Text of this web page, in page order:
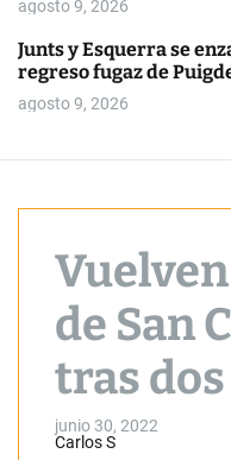
agosto 9, 2026
Junts y Esquerra se
regreso fugaz de
agosto 9, 2026
de San
tras
parón
junio 30, 2022
Carlos S